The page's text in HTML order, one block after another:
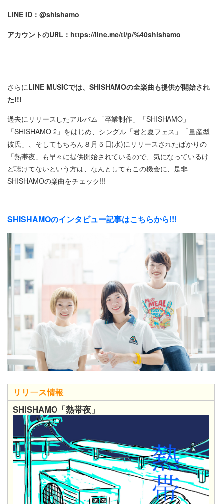
LINE ID：@shishamo
アカウントのURL：https://line.me/ti/p/%40shishamo
さらにLINE MUSICでは、SHISHAMOの全楽曲も提供が開始され
た!!!
過去にリリースしたアルバム「卒業制作」「SHISHAMO」
「SHISHAMO 2」をはじめ、シングル「君と夏フェス」「量産型
彼氏」、そしてもちろん８月５日(水)にリリースされたばかりの
「熱帯夜」も早々に提供開始されているので、気になっているけ
ど聴けてないという方は、なんとしてもこの機会に、是非
SHISHAMOの楽曲をチェック!!!
SHISHAMOのインタビュー記事はこちらから!!!
リリース情報
SHISHAMO「熱帯夜」